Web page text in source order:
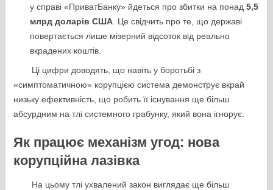
у справі «ПриватБанку» йдеться про збитки на понад 5,5
млрд доларів США. Це свідчить про те, що державі
повертається лише мізерний відсоток від реально
вкрадених коштів.
Ці цифри доводять, що навіть у боротьбі з
«симптоматичною» корупцією система демонструє вкрай
низьку ефективність, що робить її існування ще більш
абсурдним на тлі системного грабунку, який вона ігнорує.
Як працює механізм угод: нова
корупційна лазівка
На цьому тлі ухвалений закон виглядає ще більш